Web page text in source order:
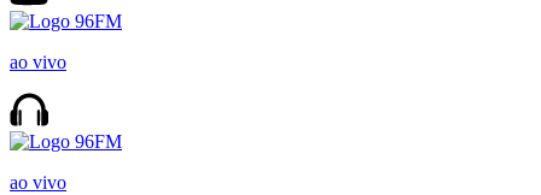
ao vivo
ao vivo